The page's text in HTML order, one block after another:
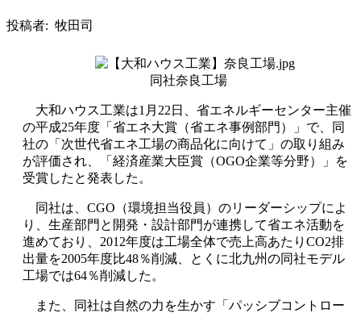
投稿者: 牧田司
同社奈良工場
大和ハウス工業は1月22日、省エネルギーセンター主催
の平成25年度「省エネ大賞（省エネ事例部門）」で、同
社の「次世代省エネ工場の商品化に向けて」の取り組み
が評価され、「経済産業大臣賞（OGO企業等分野）」を
受賞したと発表した。
同社は、CGO（環境担当役員）のリーダーシップによ
り、生産部門と開発・設計部門が連携して省エネ活動を
進めており、2012年度は工場全体で売上高あたりCO2排
出量を2005年度比48％削減、とくに北九州の同社モデル
工場では64％削減した。
また、同社は自然の力を生かす「パッシブコントロー